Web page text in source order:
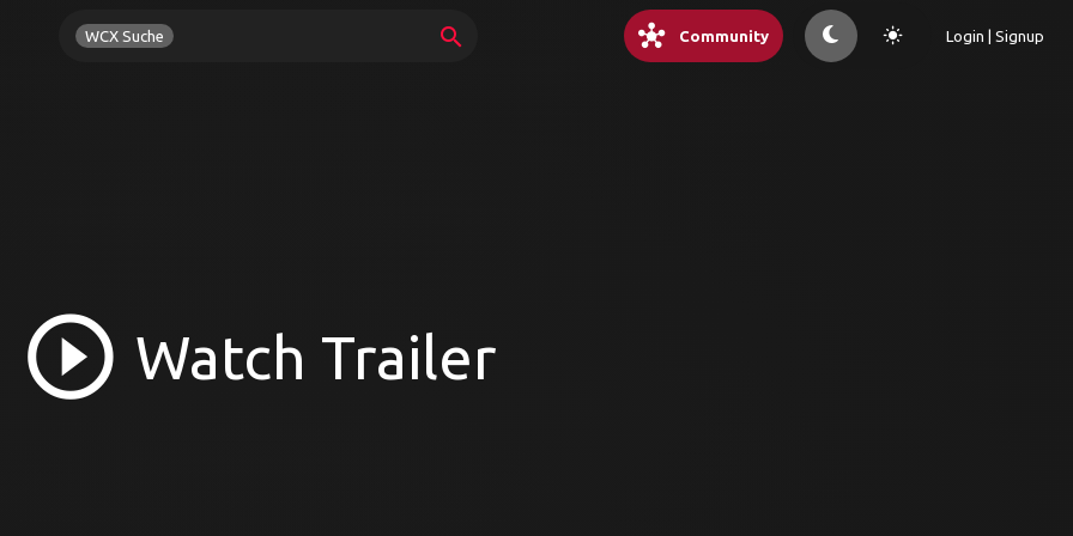
WCX Suche search hub Community light_mode Login | Signup
play_circle_outline Watch Trailer